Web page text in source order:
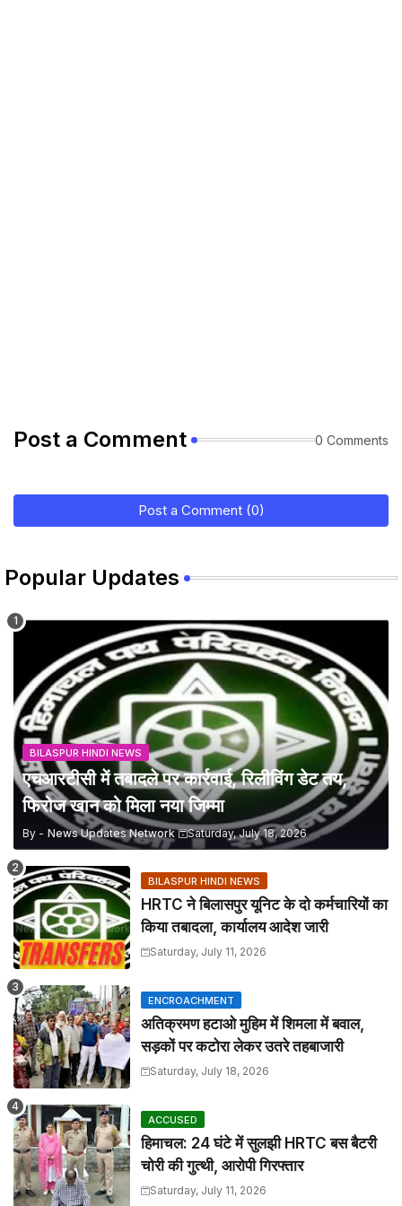
Post a Comment 0 Comments
Post a Comment (0)
Popular Updates
BILASPUR HINDI NEWS
एचआरटीसी में तबादले पर कार्रवाई, रिलीविंग डेट तय,
फिरोज खान को मिला नया जिम्मा
By - News Updates Network Saturday, July 18, 2026
BILASPUR HINDI NEWS
HRTC ने बिलासपुर यूनिट के दो कर्मचारियों का
किया तबादला, कार्यालय आदेश जारी
Saturday, July 11, 2026
ENCROACHMENT
अतिक्रमण हटाओ मुहिम में शिमला में बवाल,
सड़कों पर कटोरा लेकर उतरे तहबाजारी
Saturday, July 18, 2026
ACCUSED
हिमाचल: 24 घंटे में सुलझी HRTC बस बैटरी
चोरी की गुत्थी, आरोपी गिरफ्तार
Saturday, July 11, 2026